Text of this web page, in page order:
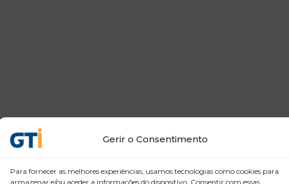
Gerir o Consentimento
Para fornecer as melhores experiências, usamos tecnologias como cookies para
armazenar e/ou aceder a informações do dispositivo. Consentir com essas